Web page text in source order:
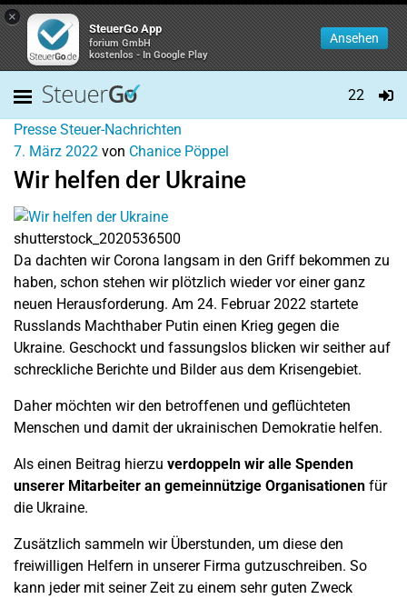
×
SteuerGo App
forium GmbH
kostenlos - In Google Play
Ansehen
22
Presse Steuer-Nachrichten
7. März 2022 von Chanice Pöppel
Wir helfen der Ukraine
shutterstock_2020536500
Da dachten wir Corona langsam in den Griff bekommen zu
haben, schon stehen wir plötzlich wieder vor einer ganz
neuen Herausforderung. Am 24. Februar 2022 startete
Russlands Machthaber Putin einen Krieg gegen die
Ukraine. Geschockt und fassungslos blicken wir seither auf
schreckliche Berichte und Bilder aus dem Krisengebiet.
Daher möchten wir den betroffenen und geflüchteten
Menschen und damit der ukrainischen Demokratie helfen.
Als einen Beitrag hierzu verdoppeln wir alle Spenden
unserer Mitarbeiter an gemeinnützige Organisationen für
die Ukraine.
Zusätzlich sammeln wir Überstunden, um diese den
freiwilligen Helfern in unserer Firma gutzuschreiben. So
kann jeder mit seiner Zeit zu einem sehr guten Zweck